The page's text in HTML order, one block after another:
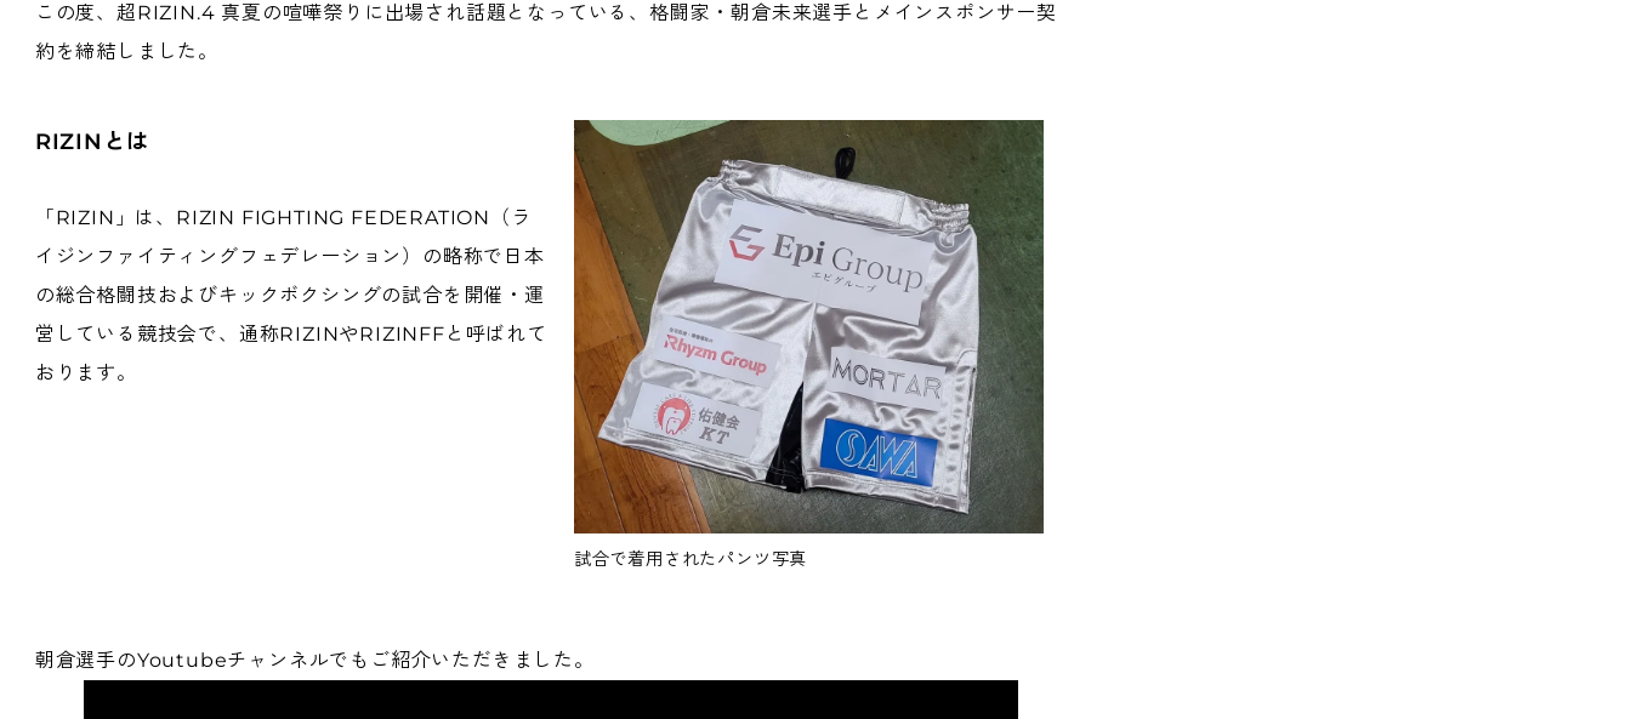
この度、超RIZIN.4 真夏の喧嘩祭りに出場され話題となっている、格闘家・朝倉未来選手とメインスポンサー契
約を締結しました。
RIZINとは
「RIZIN」は、RIZIN FIGHTING FEDERATION（ラ
イジンファイティングフェデレーション）の略称で日本
の総合格闘技およびキックボクシングの試合を開催・運
営している競技会で、通称RIZINやRIZINFFと呼ばれて
おります。
試合で着用されたパンツ写真
朝倉選手のYoutubeチャンネルでもご紹介いただきました。